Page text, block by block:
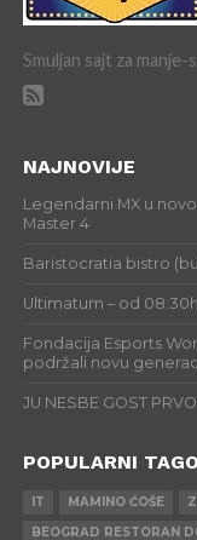
Smuljan sajt za manje-
NAJNOVIJE
Legendarni MX u
Master 4
Baristocratia bistro
Ultimatum – od
Fondacija Esports
podržali novu
JU NESBE GOST
POPULARNI
IT MAMINO ĆOŠE
BEOGRAD RESTORAN